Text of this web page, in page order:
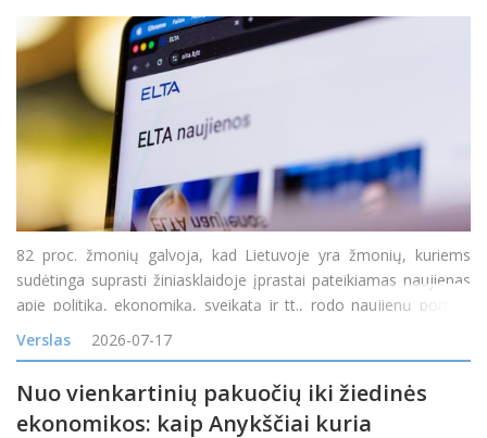
82 proc. žmonių galvoja, kad Lietuvoje yra žmonių, kuriems
sudėtinga suprasti žiniasklaidoje įprastai pateikiamas naujienas
apie politiką, ekonomiką, sveikatą ir tt., rodo naujienų portalo
„Delfi“ užsakymu atliktas reprezentatyvus „Spinter“ tyrimas. 71
proc. mano, kad y
Verslas 2026-07-17
Nuo vienkartinių pakuočių iki žiedinės
ekonomikos: kaip Anykščiai kuria